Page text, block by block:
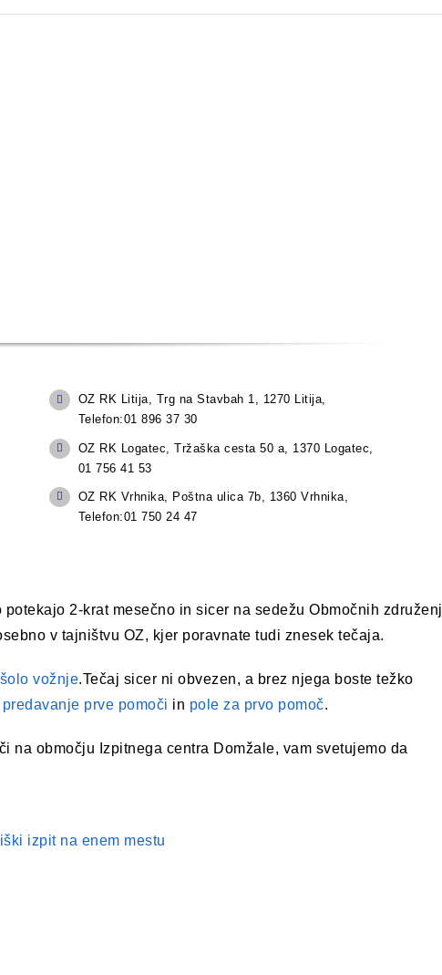
OZ RK Litija, Trg na Stavbah 1, 1270 Litija,
Telefon:01 896 37 30
OZ RK Logatec, Tržaška cesta 50 a, 1370 Logatec,
01 756 41 53
OZ RK Vrhnika, Poštna ulica 7b, 1360 Vrhnika,
Telefon:01 750 24 47
2-krat mesečno in sicer na sedežu Območnih združenj
v tajništvu OZ, kjer poravnate tudi znesek tečaja.
šolo vožnje.Tečaj sicer ni obvezen, a brez njega boste težko
predavanje prve pomoči in pole za prvo pomoč.
območju Izpitnega centra Domžale, vam svetujemo da